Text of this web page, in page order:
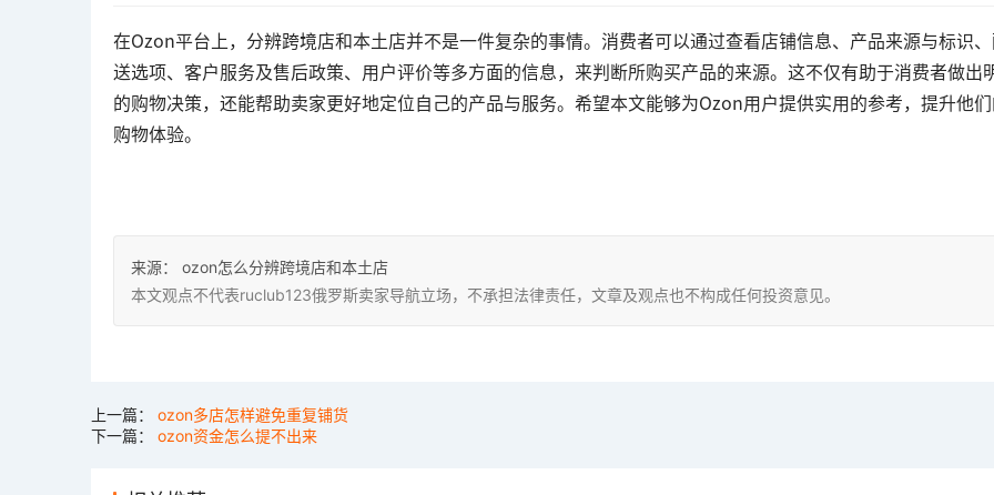
在Ozon平台上，分辨跨境店和本土店并不是一件复杂的事情。消费者可以通过查看店铺信息、产品来源与标识
送选项、客户服务及售后政策、用户评价等多方面的信息，来判断所购买产品的来源。这不仅有助于消费者做出
的购物决策，还能帮助卖家更好地定位自己的产品与服务。希望本文能够为Ozon用户提供实用的参考，提升他
购物体验。
来源：
ozon怎么分辨跨境店和本土店
本文观点不代表ruclub123俄罗斯卖家导航立场，不承担法律责任，文章及观点也不构成任何投资意见。
上一篇： ozon多店怎样避免重复铺货
下一篇： ozon资金怎么提不出来